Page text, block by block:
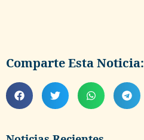
Comparte Esta Noticia: